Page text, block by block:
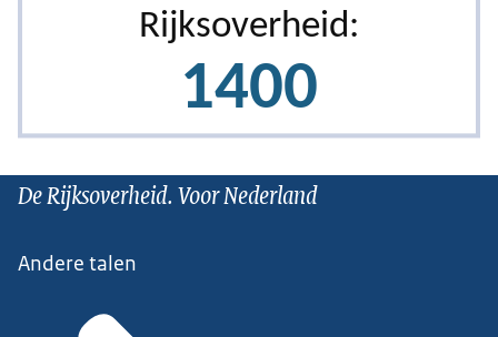
De Rijksoverheid. Voor Nederland
Andere talen